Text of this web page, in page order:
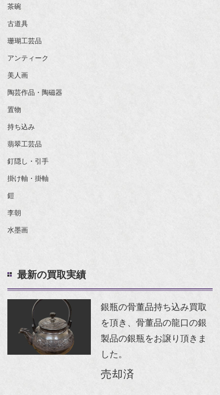
茶碗
古道具
珊瑚工芸品
アンティーク
美人画
陶芸作品・陶磁器
置物
持ち込み
翡翠工芸品
釘隠し・引手
掛け軸・掛軸
鎧
李朝
水墨画
最新の買取実績
銀瓶の骨董品持ち込み買取
を頂き、骨董品の龍口の銀
製品の銀瓶をお譲り頂きま
した。
売却済